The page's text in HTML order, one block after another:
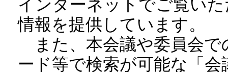
インターネットでご覧い
情報を提供しています。
また、本会議や委員会で
ード等で検索が可能な「